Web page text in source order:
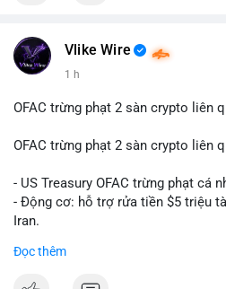
Vlike Wire
1 h
OFAC trừng phạt 2 sàn crypto liên
OFAC trừng phạt 2 sàn crypto liên
- US Treasury OFAC trừng phạt cá
- Động cơ: hỗ trợ rửa tiền $5 triệu
Iran.
- Tác động: rủi ro cho thị trường
Đọc thêm